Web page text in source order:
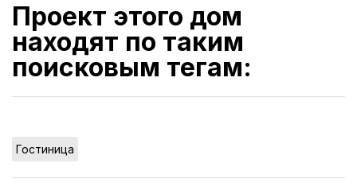
Проект этого дом
находят по таким
поисковым тегам:
Гостиница